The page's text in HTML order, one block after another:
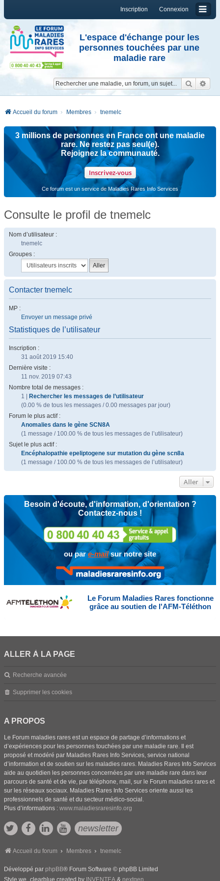
Connexion
Inscription
L'espace d'échange pour les
personnes touchées par une
maladie rare
Accueil du forum Membres tnemelc
3 millions de personnes en France ont une maladie
rare. Ne restez pas seul(e).
Rejoignez la communauté.
Inscrivez-vous
Ce forum est un service de Maladies Rares Info Services
Consulte le profil de tnemelc
Nom d’utilisateur :
tnemelc
Groupes :
Contacter tnemelc
MP :
Envoyer un message privé
Statistiques de l’utilisateur
Inscription :
31 août 2019 15:40
Dernière visite :
11 nov. 2019 07:43
Nombre total de messages :
1 |
Rechercher les messages de l’utilisateur
(0.00 % de tous les messages / 0.00 messages par jour)
Forum le plus actif :
Anomalies dans le gène SCN8A
(1 message / 100.00 % de tous les messages de l’utilisateur)
Sujet le plus actif :
Encéphalopathie epeliptogene sur mutation du gène scn8a
(1 message / 100.00 % de tous les messages de l’utilisateur)
Aller
Besoin d'écoute, d'information, d'orientation ?
Contactez-nous !
ou pare-mailsur notre site
Le Forum Maladies Rares fonctionne
grâce au soutien de l'AFM-Téléthon
ALLER À LA PAGE
Recherche avancée
Supprimer les cookies
A PROPOS
Le Forum maladies rares est un espace de partage d’informations et
d’expériences pour les personnes touchées par une maladie rare. Il est
proposé et modéré par Maladies Rares Info Services, service national
d’information et de soutien sur les maladies rares. Maladies Rares Info Services
aide au quotidien les personnes concernées par une maladie rare dans leur
parcours de santé et de vie, par téléphone, mail, sur le Forum maladies rares et
sur les réseaux sociaux. Maladies Rares Info Services oriente aussi les
professionnels de santé et du secteur médico-social.
Plus d’informations : www.maladiesraresinfo.org
newsletter
Accueil du forum Membres tnemelc
Développé par phpBB® Forum Software © phpBB Limited
Style we_clearblue created by INVENTEA & nextgen